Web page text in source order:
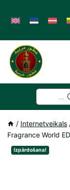
content
/ Internetveikals
Fragrance World
Izpārdošana!